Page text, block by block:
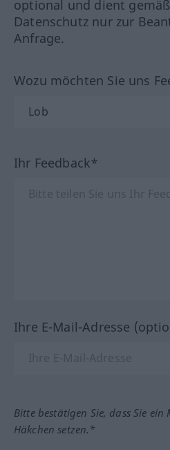
optional und dient
Datenschutz nur zur
Anfrage.
Wozu möchten Sie uns
Ihr Feedback*
Ihre E-Mail-Adresse
Bitte bestätigen Sie, dass Sie ein
Häkchen setzen.*